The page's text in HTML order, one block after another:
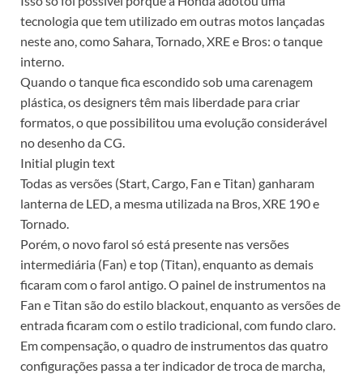
tecnologia que tem utilizado em outras motos lançadas
neste ano, como Sahara, Tornado, XRE e Bros: o tanque
interno.
Quando o tanque fica escondido sob uma carenagem
plástica, os designers têm mais liberdade para criar
formatos, o que possibilitou uma evolução considerável
no desenho da CG.
Initial plugin text
Todas as versões (Start, Cargo, Fan e Titan) ganharam
lanterna de LED, a mesma utilizada na Bros, XRE 190 e
Tornado.
Porém, o novo farol só está presente nas versões
intermediária (Fan) e top (Titan), enquanto as demais
ficaram com o farol antigo. O painel de instrumentos na
Fan e Titan são do estilo blackout, enquanto as versões de
entrada ficaram com o estilo tradicional, com fundo claro.
Em compensação, o quadro de instrumentos das quatro
configurações passa a ter indicador de troca de marcha,